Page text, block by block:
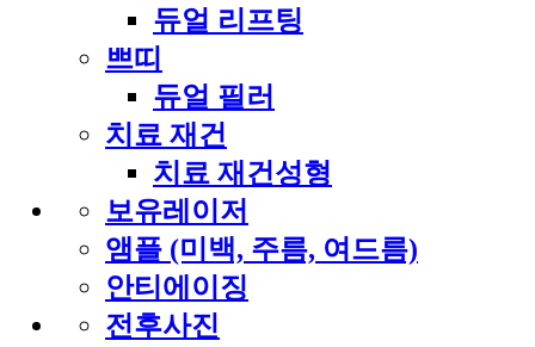
듀얼 리프팅
쁘띠
듀얼 필러
치료 재건
치료 재건성형
보유레이저
앰플 (미백, 주름, 여드름)
안티에이징
전후사진